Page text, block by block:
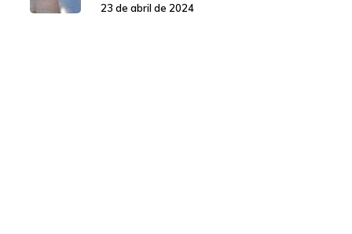
23 de abril de 2024